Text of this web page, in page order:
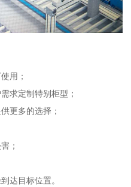
用；
求定制特别柜型；
更多的选择；
；
达目标位置。